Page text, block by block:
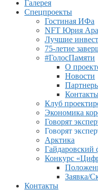
Галерея
Спецпроекты
Гостиная ИФа
NFT Юрия
Лучшие
75-летие
#ГолосПамяти
О
Новости
Клуб
Экономика
Говорят
Говорят
Арктика
Гайдаровский
Конкурс
Заявка/
Контакты